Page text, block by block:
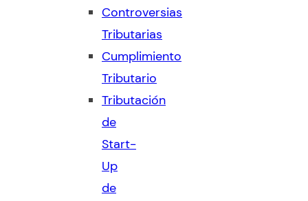
Controversias
Tributarias
Cumplimiento
Tributario
Tributación
de
Start-
Up
de